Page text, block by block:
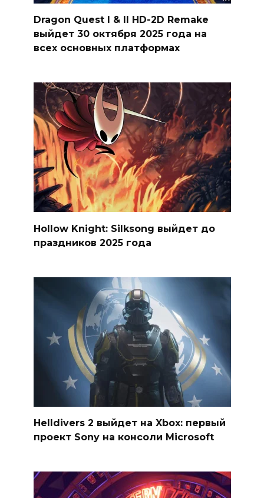
Dragon Quest I & II HD-2D Remake
выйдет 30 октября 2025 года на
всех основных платформах
Hollow Knight: Silksong выйдет до
праздников 2025 года
Helldivers 2 выйдет на Xbox: первый
проект Sony на консоли Microsoft